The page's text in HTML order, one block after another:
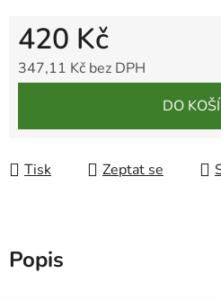
420 Kč
347,11 Kč bez DPH
DO
Tisk Zeptat se
Popis